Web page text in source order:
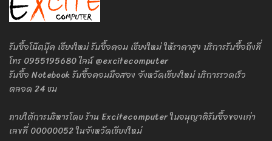
รับซื้อโน๊ตบุ๊ค เชียงใหม่ รับซื้อคอม เชียงใหม่ ให้ราคาสูง บริการรับซื้อถึงที่
โทร 0955195680 ไลน์ @excitecomputer
รับซื้อ Notebook รับซื้อคอมมือสอง จังหวัดเชียงใหม่ บริการรวดเร็ว
ตลอด 24 ชม
ภายใต้การบริหารโดย ร้าน Excitecomputer ใบอนุญาติรับซื้อของเก่า
เลขที่ 00000052 ในจังหวัดเชียงใหม่